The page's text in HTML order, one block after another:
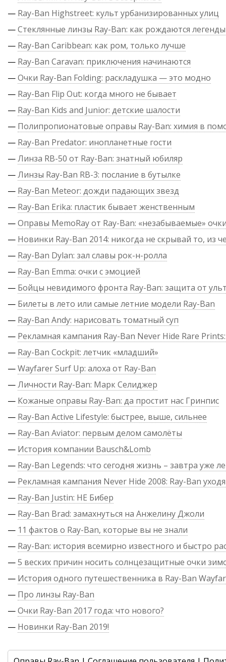
— Ray-Ban Highstreet: культ урбанизированных улиц
—Стеклянные линзы Ray-Ban: как рождаются легенды
— Ray-Ban Caribbean: как ром, только лучше
— Ray-Ban Caravan: приключения начинаются
—Очки Ray-Ban Folding: раскладушка — это модно
— Ray-Ban Flip Out: когда много не бывает
— Ray-Ban Kids and Junior: детские шалости
— Полипропионатовые оправы Ray-Ban: химия в
— Ray-Ban Predator: инопланетные гости
—Линза RB-50 от Ray-Ban: знатный юбиляр
—Линзы Ray-Ban RB-3: послание в бутылке
— Ray-Ban Meteor: дожди падающих звезд
— Ray-Ban Erika: пластик бывает женственным
—Оправы MemoRay от Ray-Ban: «незабываемые»
— Новинки Ray-Ban 2014: никогда не скрывай то, из
— Ray-Ban Dylan: зал славы рок-н-ролла
— Ray-Ban Emma: очки с эмоцией
— Бойцы невидимого фронта Ray-Ban: защита от
— Билеты в лето или самые летние модели Ray-Ban
— Ray-Ban Andy: нарисовать томатный суп
— Рекламная кампания Ray-Ban Never Hide Rare
— Ray-Ban Cockpit: летчик «младший»
—Wayfarer Surf Up: алоха от Ray-Ban
—Личности Ray-Ban: Марк Селиджер
— Кожаные оправы Ray-Ban: да простит нас Гринпис
— Ray-Ban Active Lifestyle: быстрее, выше, сильнее
— Ray-Ban Aviator: первым делом самолёты
— История компании Bausch&Lomb
— Ray-Ban Legends: что сегодня жизнь – завтра уже
— Рекламная кампания Never Hide 2008: Ray-Ban
— Ray-Ban Justin: НЕ Бибер
— Ray-Ban Brad: замахнуться на Анжелину Джоли
— 11 фактов о Ray-Ban, которые вы не знали
— Ray-Ban: история всемирно известного и быстро
—5 веских причин носить солнцезащитные очки
— История одного путешественника в Ray-Ban
— Про линзы Ray-Ban
—Очки Ray-Ban 2017 года: что нового?
— Новинки Ray-Ban 2019!